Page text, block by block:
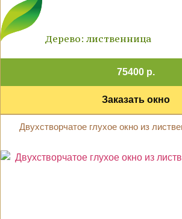
Дерево: лиственница
75400 р.
Заказать окно
Двухстворчатое глухое окно из